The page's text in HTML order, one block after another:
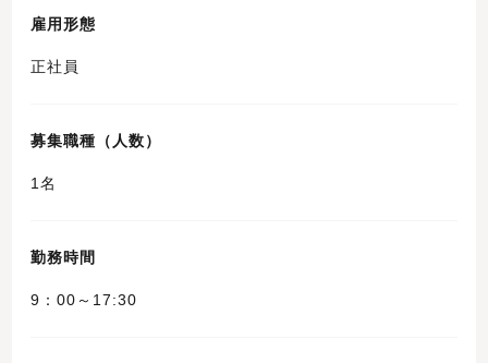
雇用形態
正社員
募集職種（人数）
1名
勤務時間
9：00～17:30